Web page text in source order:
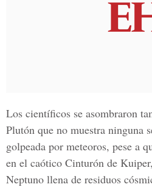
Los científicos se asombraron
Plutón que no muestra ninguna
golpeada por meteoros, pese a
en el caótico Cinturón de
Neptuno llena de residuos